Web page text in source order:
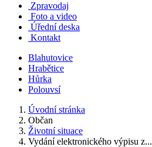
Zpravodaj
Foto a video
Úřední deska
Kontakt
Blahutovice
Hrabětice
Hůrka
Polouvsí
Úvodní stránka
Občan
Životní situace
Vydání elektronického výpisu z...